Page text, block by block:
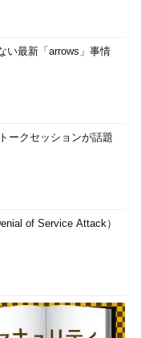
い最新「arrows」事情
ークセッションが話題
of Service Attack）